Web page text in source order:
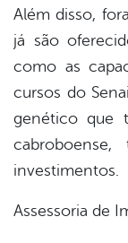
Além disso,
já são
como as
cursos do
genético que
investimentos.
Assessoria de